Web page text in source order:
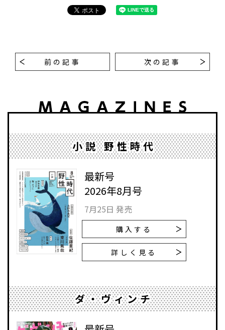
前の記事 次の記事
小説 野性時代
最新号
2026年8月号
7月25日 発売
購入する
詳しく見る
ダ・ヴィンチ